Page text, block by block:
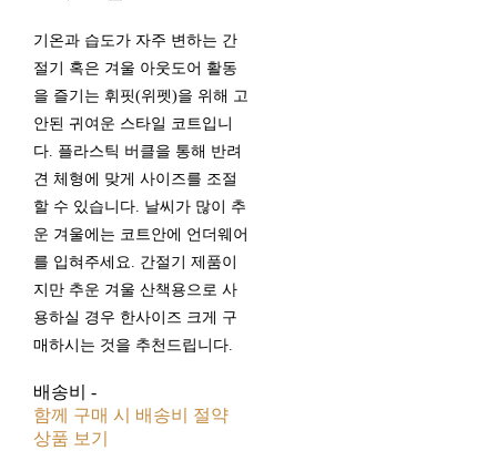
기온과 습도가 자주 변하는 간
절기 혹은 겨울 아웃도어 활동
을 즐기는 휘핏(위펫)을 위해 고
안된 귀여운 스타일 코트입니
다. 플라스틱 버클을 통해 반려
견 체형에 맞게 사이즈를 조절
할 수 있습니다. 날씨가 많이 추
운 겨울에는 코트안에 언더웨어
를 입혀주세요. 간절기 제품이
지만 추운 겨울 산책용으로 사
용하실 경우 한사이즈 크게 구
매하시는 것을 추천드립니다.
배송비 -
함께 구매 시 배송비 절약
상품 보기